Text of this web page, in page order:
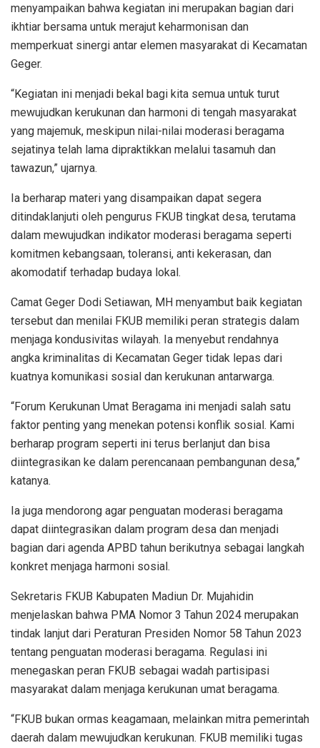
menyampaikan bahwa kegiatan ini merupakan bagian dari
ikhtiar bersama untuk merajut keharmonisan dan
memperkuat sinergi antar elemen masyarakat di Kecamatan
Geger.
“Kegiatan ini menjadi bekal bagi kita semua untuk turut
mewujudkan kerukunan dan harmoni di tengah masyarakat
yang majemuk, meskipun nilai-nilai moderasi beragama
sejatinya telah lama dipraktikkan melalui tasamuh dan
tawazun,” ujarnya.
Ia berharap materi yang disampaikan dapat segera
ditindaklanjuti oleh pengurus FKUB tingkat desa, terutama
dalam mewujudkan indikator moderasi beragama seperti
komitmen kebangsaan, toleransi, anti kekerasan, dan
akomodatif terhadap budaya lokal.
Camat Geger Dodi Setiawan, MH menyambut baik kegiatan
tersebut dan menilai FKUB memiliki peran strategis dalam
menjaga kondusivitas wilayah. Ia menyebut rendahnya
angka kriminalitas di Kecamatan Geger tidak lepas dari
kuatnya komunikasi sosial dan kerukunan antarwarga.
“Forum Kerukunan Umat Beragama ini menjadi salah satu
faktor penting yang menekan potensi konflik sosial. Kami
berharap program seperti ini terus berlanjut dan bisa
diintegrasikan ke dalam perencanaan pembangunan desa,”
katanya.
Ia juga mendorong agar penguatan moderasi beragama
dapat diintegrasikan dalam program desa dan menjadi
bagian dari agenda APBD tahun berikutnya sebagai langkah
konkret menjaga harmoni sosial.
Sekretaris FKUB Kabupaten Madiun Dr. Mujahidin
menjelaskan bahwa PMA Nomor 3 Tahun 2024 merupakan
tindak lanjut dari Peraturan Presiden Nomor 58 Tahun 2023
tentang penguatan moderasi beragama. Regulasi ini
menegaskan peran FKUB sebagai wadah partisipasi
masyarakat dalam menjaga kerukunan umat beragama.
“FKUB bukan ormas keagamaan, melainkan mitra pemerintah
daerah dalam mewujudkan kerukunan. FKUB memiliki tugas